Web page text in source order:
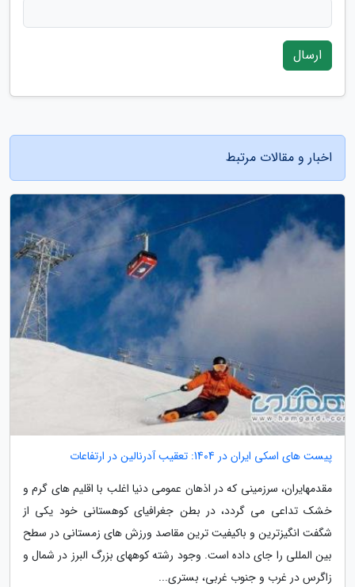
ارسال
اخبار و مقالات مرتبط
پیست های اسکی ایران در 1404: تعقیب آدرنالین در ارتفاعات
مقدمهایران، سرزمینی که در اذهان عمومی دنیا اغلب با اقلیم های گرم و
خشک تداعی می گردد، در بطن جغرافیای کوهستانی خود یکی از
شگفت انگیزترین و باکیفیت ترین مقاصد ورزش های زمستانی در سطح
بین المللی را جای داده است. وجود رشته کوههای بزرگ البرز در شمال و
زاگرس در غرب و جنوب غربی، بستری...